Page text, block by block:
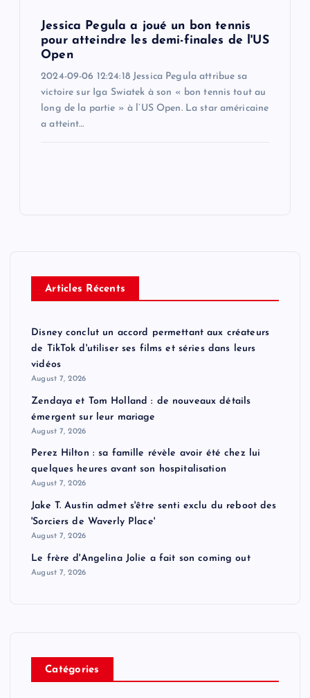
Jessica Pegula a joué un bon tennis
pour atteindre les demi-finales de l'US
Open
2024-09-06 12:24:18 Jessica Pegula attribue sa
victoire sur Iga Swiatek à son « bon tennis tout au
long de la partie » à l’US Open. La star américaine
a atteint…
Articles Récents
Disney conclut un accord permettant aux créateurs
de TikTok d'utiliser ses films et séries dans leurs
vidéos
August 7, 2026
Zendaya et Tom Holland : de nouveaux détails
émergent sur leur mariage
August 7, 2026
Perez Hilton : sa famille révèle avoir été chez lui
quelques heures avant son hospitalisation
August 7, 2026
Jake T. Austin admet s'être senti exclu du reboot des
'Sorciers de Waverly Place'
August 7, 2026
Le frère d'Angelina Jolie a fait son coming out
August 7, 2026
Catégories